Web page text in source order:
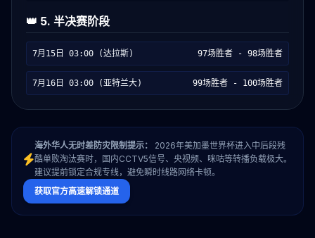
👑 5. 半决赛阶段
7月15日 03:00 (达拉斯) 97场胜者 - 98场胜者
7月16日 03:00 (亚特兰大) 99场胜者 - 100场胜者
海外华人无时差防灾限制提示：
2026年美加墨世界杯进入中后段残
酷单败淘汰赛时，国内CCTV5信号、央视频、咪咕等转播负载极大。
建议提前锁定合规专线，避免瞬时线路网络卡顿。
获取官方高速解锁通道